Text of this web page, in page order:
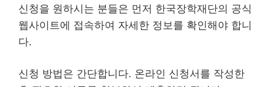
신청을 원하시는 분들은 먼저 한국장학재단의 공식
웹사이트에 접속하여 자세한 정보를 확인해야 합니
다.
신청 방법은 간단합니다. 온라인 신청서를 작성한